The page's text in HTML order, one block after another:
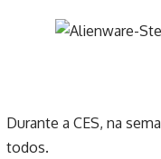
Durante a CES, na
todos.